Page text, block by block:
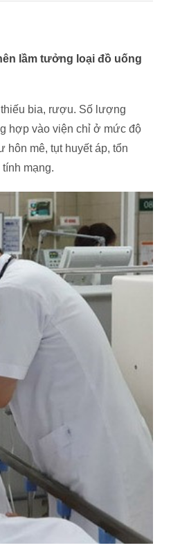
lầm tưởng loại đồ uống
bia, rượu. Số lượng
hợp vào viện chỉ ở mức độ
hôn mê, tụt huyết áp, tổn
mạng.